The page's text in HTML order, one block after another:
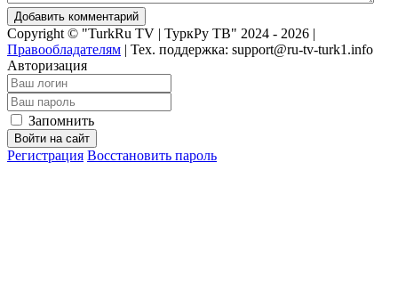
Добавить комментарий
Copyright © "TurkRu TV | ТуркРу ТВ" 2024 - 2026 |
Правообладателям | Тех. поддержка: support@ru-tv-turk1.info
Авторизация
Запомнить
Войти на сайт
Регистрация Восстановить пароль